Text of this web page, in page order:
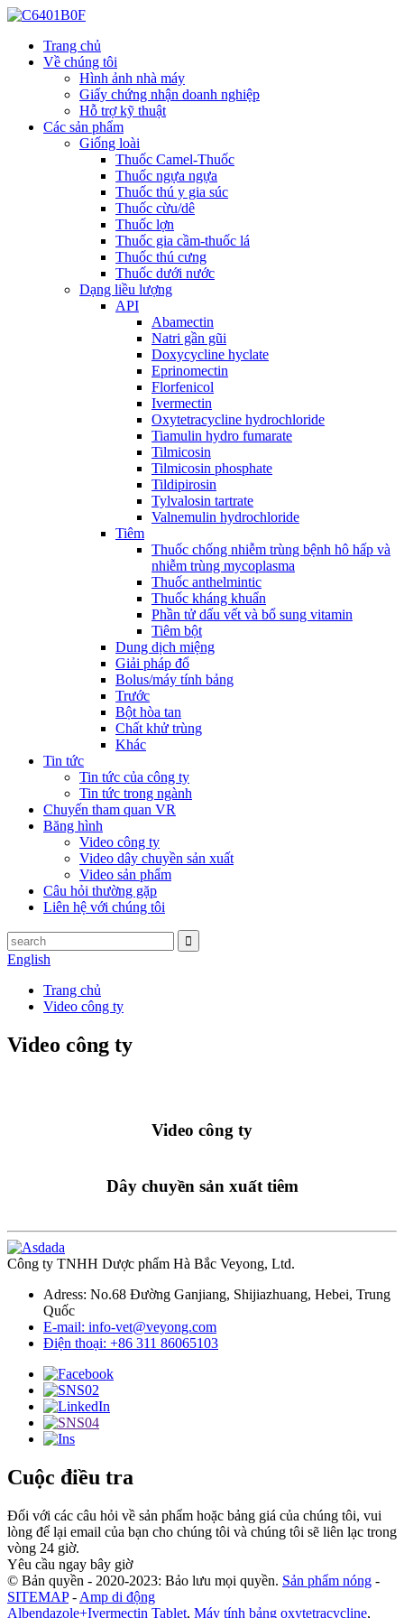
Trang chủ
Về chúng tôi
Hình ảnh nhà máy
Giấy chứng nhận doanh nghiệp
Hỗ trợ kỹ thuật
Các sản phẩm
Giống loài
Thuốc Camel-Thuốc
Thuốc ngựa ngựa
Thuốc thú y gia súc
Thuốc cừu/dê
Thuốc lợn
Thuốc gia cầm-thuốc lá
Thuốc thú cưng
Thuốc dưới nước
Dạng liều lượng
API
Abamectin
Natri gần gũi
Doxycycline hyclate
Eprinomectin
Florfenicol
Ivermectin
Oxytetracycline hydrochloride
Tiamulin hydro fumarate
Tilmicosin
Tilmicosin phosphate
Tildipirosin
Tylvalosin tartrate
Valnemulin hydrochloride
Tiêm
Thuốc chống nhiễm trùng bệnh hô hấp và
nhiễm trùng mycoplasma
Thuốc anthelmintic
Thuốc kháng khuẩn
Phần tử dấu vết và bổ sung vitamin
Tiêm bột
Dung dịch miệng
Giải pháp đổ
Bolus/máy tính bảng
Trước
Bột hòa tan
Chất khử trùng
Khác
Tin tức
Tin tức của công ty
Tin tức trong ngành
Chuyến tham quan VR
Băng hình
Video công ty
Video dây chuyền sản xuất
Video sản phẩm
Câu hỏi thường gặp
Liên hệ với chúng tôi
English
Trang chủ
Video công ty
Video công ty
Video công ty
Dây chuyền sản xuất tiêm
Công ty TNHH Dược phẩm Hà Bắc Veyong, Ltd.
Adress: No.68 Đường Ganjiang, Shijiazhuang, Hebei, Trung
Quốc
E-mail: info-vet@veyong.com
Điện thoại: +86 311 86065103
Cuộc điều tra
Đối với các câu hỏi về sản phẩm hoặc bảng giá của chúng tôi, vui
lòng để lại email của bạn cho chúng tôi và chúng tôi sẽ liên lạc trong
vòng 24 giờ.
Yêu cầu ngay bây giờ
© Bản quyền - 2020-2023: Bảo lưu mọi quyền. Sản phẩm nóng -
SITEMAP- Amp di động
Albendazole+Ivermectin Tablet, Máy tính bảng oxytetracycline,